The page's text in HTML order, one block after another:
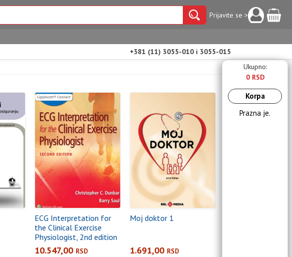
Prijavite se >
+381 (11) 3055-010 i 3055-015
ECG Interpretation for
the Clinical Exercise
Physiologist, 2nd edition
10.547,00 RSD
Moj doktor 1
1.691,00 RSD
Ukupno:
0 RSD
Korpa
Prazna je.